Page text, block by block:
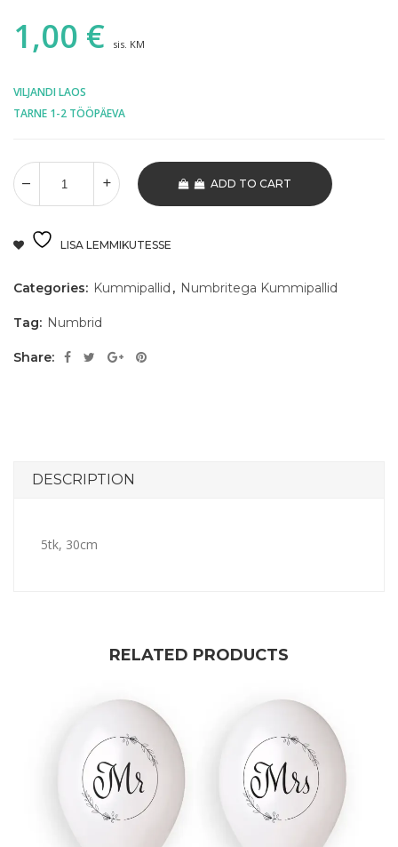
1,00 € sis. KM
VILJANDI LAOS
TARNE 1-2 TÖÖPÄEVA
ADD TO CART
LISA LEMMIKUTESSE
Categories: Kummipallid , Numbritega Kummipallid
Tag: Numbrid
Share:
DESCRIPTION
5tk, 30cm
RELATED PRODUCTS